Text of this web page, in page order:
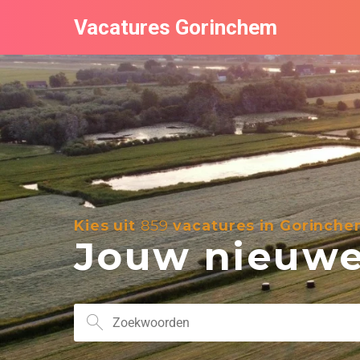
Vacatures Gorinchem
Kies uit859vacatures in
Jouw